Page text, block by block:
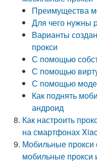
Преимущества
Для чего нужны
Варианты
прокси
С помощью
С помощью
С помощью
Как поднять
андроид
Как настроить
на смартфонах
Мобильные прокси
мобильные прокси